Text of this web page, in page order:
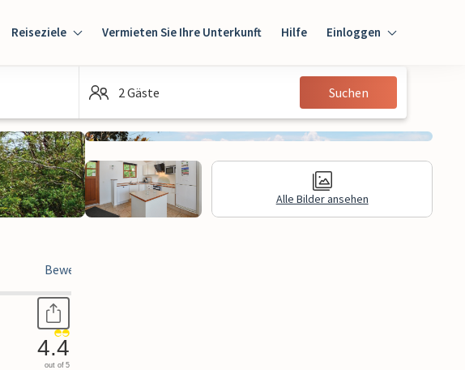
Reiseziele Vermieten Sie Ihre Unterkunft Hilfe Einloggen
Einloggen
Gast
2 Gäste Suchen
Alle Bilder ansehen
Bewertungen
4.4
out of 5